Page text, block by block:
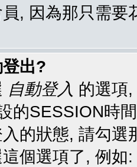
, 因為那只需要
出?
自動登入 的選項
的SESSION時
的狀態, 請勾
個選項了, 例